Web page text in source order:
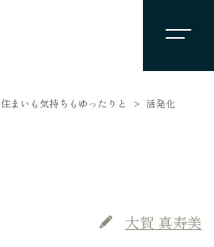
住まいも気持ちもゆったりと 活発化
大賀 真寿美